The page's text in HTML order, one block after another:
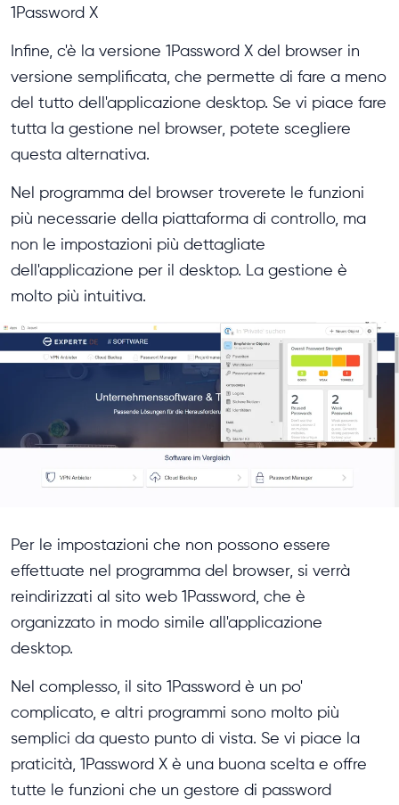
1Password X
Infine, c'è la versione 1Password X del browser in
versione semplificata, che permette di fare a meno
del tutto dell'applicazione desktop. Se vi piace fare
tutta la gestione nel browser, potete scegliere
questa alternativa.
Nel programma del browser troverete le funzioni
più necessarie della piattaforma di controllo, ma
non le impostazioni più dettagliate
dell'applicazione per il desktop. La gestione è
molto più intuitiva.
Per le impostazioni che non possono essere
effettuate nel programma del browser, si verrà
reindirizzati al sito web 1Password, che è
organizzato in modo simile all'applicazione
desktop.
Nel complesso, il sito 1Password è un po'
complicato, e altri programmi sono molto più
semplici da questo punto di vista. Se vi piace la
praticità, 1Password X è una buona scelta e offre
tutte le funzioni che un gestore di password